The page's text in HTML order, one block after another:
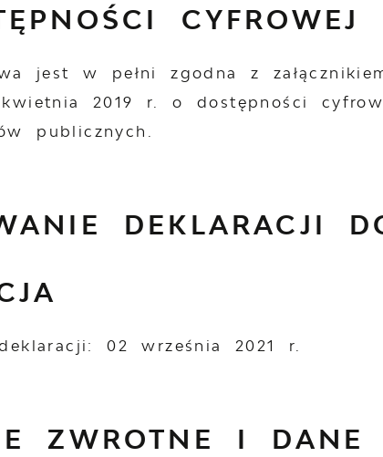
CYFROWEJ
jest w pełni zgodna z
2019 r. o dostępności
publicznych.
DEKLARACJI
deklaracji:02 września 2021 r.
ZWROTNE I DANE